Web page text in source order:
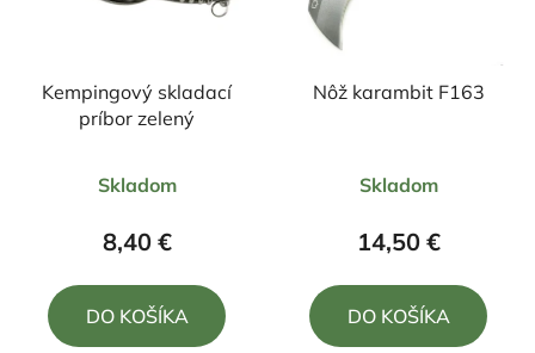
Kempingový skladací
príbor zelený
hodnotenie
produktu
5,0
z
Skladom
8,40 €
DO KOŠÍKA
Nôž karambit F163
hodnotenie
produktu
5,0
z
Skladom
14,50 €
DO KOŠÍKA